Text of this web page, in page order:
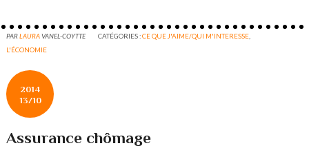
PARLAURAVANEL-COYTTE CATÉGORIES :CE QUE J'AIME/QUI M'INTERESSE
L'ÉCONOMIE
2014
13/10
Assurance chômage